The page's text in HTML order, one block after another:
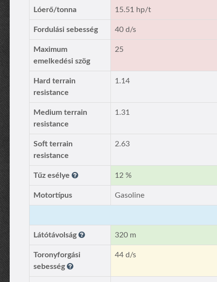
Lóerő/tonna 15.51 hp/t
Fordulási sebesség 40 d/s
Maximum
emelkedési szög
25
Hard terrain
resistance
1.14
Medium terrain
resistance
1.31
Soft terrain
resistance
2.63
Tűz esélye 12 %
Motortípus Gasoline
Látótávolság 320 m
Toronyforgási
sebesség
44 d/s